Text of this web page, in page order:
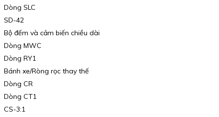
Dòng SLC
SD-42
Bộ đếm và cảm biến chiều dài
Dòng MWC
Dòng RY1
Bánh xe/Ròng rọc thay thế
Dòng CR
Dòng CT1
CS-3:1